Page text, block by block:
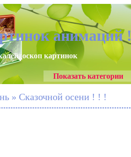
анимаций
картинок
Показать категории
» Сказочной осени ! ! !